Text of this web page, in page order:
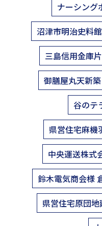
ナーシング
沼津市明治史料
三島信用金庫
御膳屋丸天新築
谷のテ
県営住宅麻機
中央運送株式
鈴木電気商会様
県営住宅原団